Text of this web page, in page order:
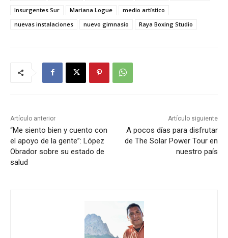
Insurgentes Sur
Mariana Logue
medio artístico
nuevas instalaciones
nuevo gimnasio Raya Boxing Studio
Artículo anterior
“Me siento bien y cuento con
el apoyo de la gente”: López
Obrador sobre su estado de
salud
Artículo siguiente
A pocos días para disfrutar
de The Solar Power Tour en
nuestro país